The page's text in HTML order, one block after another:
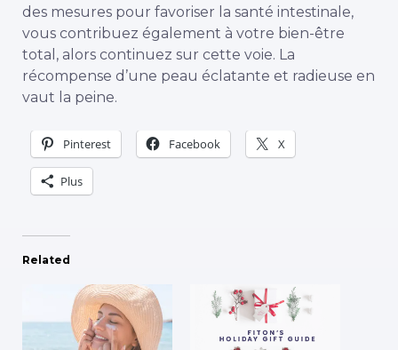
des mesures pour favoriser la santé intestinale,
vous contribuez également à votre bien-être
total, alors continuez sur cette voie. La
récompense d’une peau éclatante et radieuse en
vaut la peine.
Pinterest Facebook X
Plus
Related